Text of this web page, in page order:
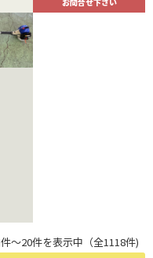
～20件を表示中（全1118件)